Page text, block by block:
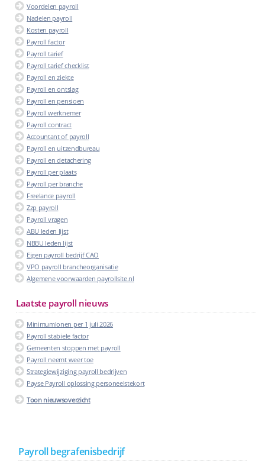
Voordelen payroll
Nadelen payroll
Kosten payroll
Payroll factor
Payroll tarief
Payroll tarief checklist
Payroll en ziekte
Payroll en ontslag
Payroll en pensioen
Payroll werknemer
Payroll contract
Accountant of payroll
Payroll en uitzendbureau
Payroll en detachering
Payroll per plaats
Payroll per branche
Freelance payroll
Zzp payroll
Payroll vragen
ABU leden lijst
NBBU leden lijst
Eigen payroll bedrijf CAO
VPO payroll brancheorganisatie
Algemene voorwaarden payrollsite.nl
Laatste payroll nieuws
Minimumlonen per 1 juli 2026
Payroll stabiele factor
Gemeenten stoppen met payroll
Payroll neemt weer toe
Strategiewijziging payroll bedrijven
Payse Payroll oplossing personeelstekort
Toon nieuwsoverzicht
Payroll begrafenisbedrijf